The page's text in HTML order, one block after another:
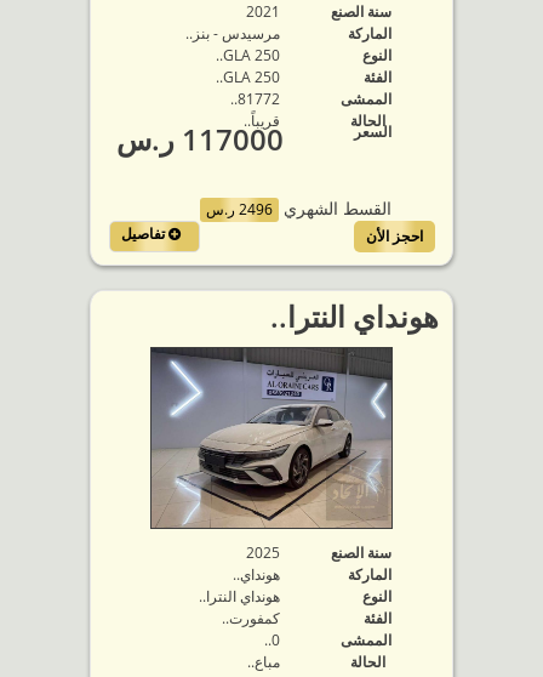
سنة الصنع
2021
الماركة
مرسيدس - بنز..
النوع
GLA 250..
الفئة
GLA 250..
الممشى
81772..
الحالة
قريباً..
السعر 117000 ر.س
القسط الشهري 2496 ر.س
تفاصيل
احجز الأن
هونداي النترا..
سنة الصنع
2025
الماركة
هونداي..
النوع
هونداي النترا..
الفئة
كمفورت..
الممشى
0..
الحالة
مباع..